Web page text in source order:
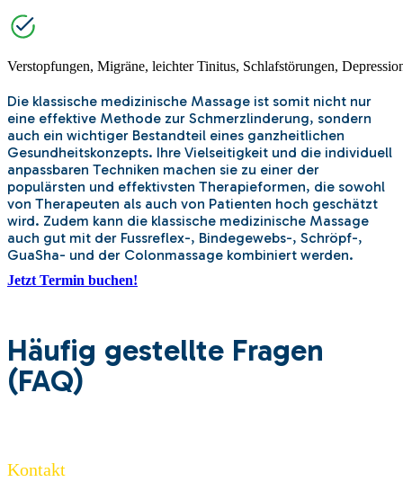
Verstopfungen, Migräne, leichter Tinitus, Schlafstörungen,
Die klassische medizinische Massage ist somit nicht nur
eine effektive Methode zur Schmerzlinderung, sondern
auch ein wichtiger Bestandteil eines ganzheitlichen
Gesundheitskonzepts. Ihre Vielseitigkeit und die individuell
anpassbaren Techniken machen sie zu einer der
populärsten und effektivsten Therapieformen, die sowohl
von Therapeuten als auch von Patienten hoch geschätzt
wird. Zudem kann die klassische medizinische Massage
auch gut mit der Fussreflex-, Bindegewebs-, Schröpf-,
GuaSha- und der Colonmassage kombiniert werden.
Jetzt Termin buchen!
Häufig gestellte Fragen
(FAQ)
Kontakt